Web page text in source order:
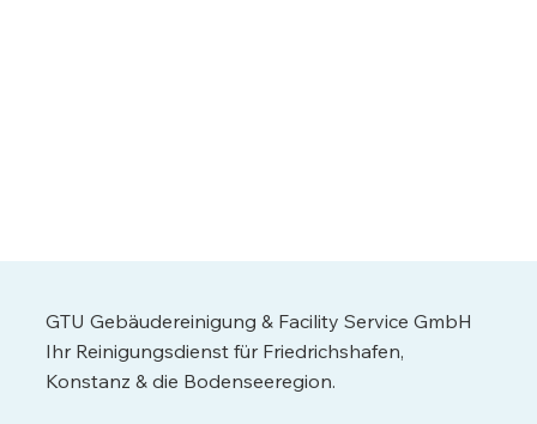
GTU Gebäudereinigung & Facility Service GmbH
Ihr Reinigungsdienst für Friedrichshafen,
Konstanz & die Bodenseeregion.